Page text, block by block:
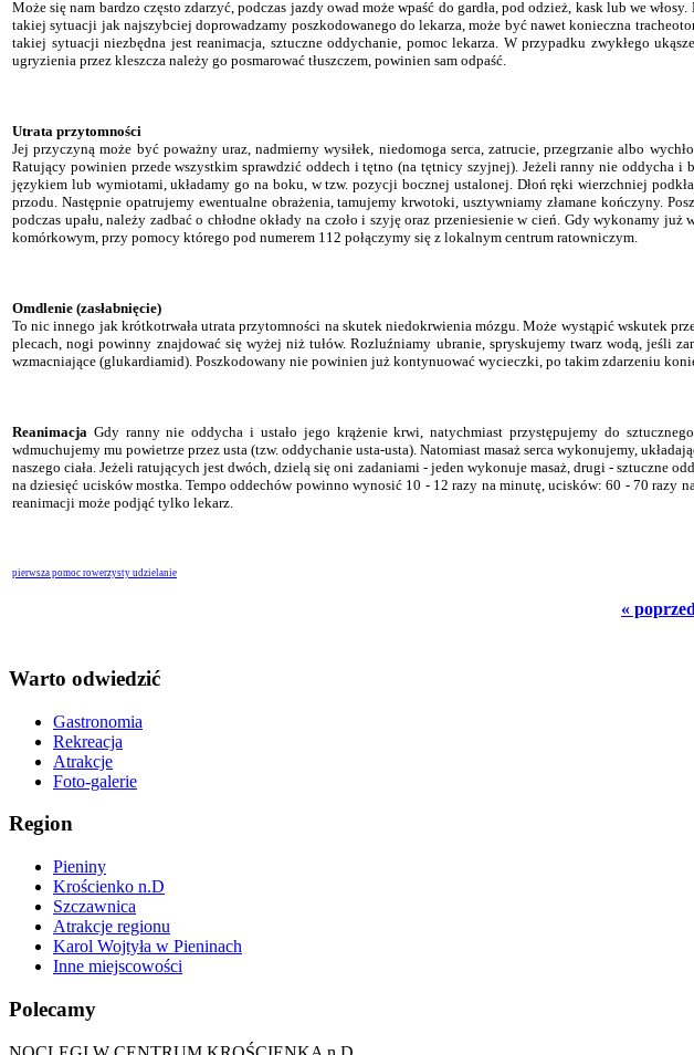
Może się nam bardzo często zdarzyć, podczas jazdy owad może wpaść do gardła, pod odzież, kask lub we
takiej sytuacji jak najszybciej doprowadzamy poszkodowanego do lekarza, może być nawet konieczna
takiej sytuacji niezbędna jest reanimacja, sztuczne oddychanie, pomoc lekarza. W przypadku zwykłego
ugryzienia przez kleszcza należy go posmarować tłuszczem, powinien sam odpaść.
Utrata przytomności
Jej przyczyną może być poważny uraz, nadmierny wysiłek, niedomoga serca, zatrucie, przegrzanie albo
Ratujący powinien przede wszystkim sprawdzić oddech i tętno (na tętnicy szyjnej). Jeżeli ranny nie oddycha
językiem lub wymiotami, układamy go na boku, w tzw. pozycji bocznej ustalonej. Dłoń ręki wierzchniej
przodu. Następnie opatrujemy ewentualne obrażenia, tamujemy krwotoki, usztywniamy złamane kończyny.
podczas upału, należy zadbać o chłodne okłady na czoło i szyję oraz przeniesienie w cień. Gdy wykonamy
komórkowym, przy pomocy którego pod numerem 112 połączymy się z lokalnym centrum ratowniczym.
Omdlenie (zasłabnięcie)
To nic innego jak krótkotrwała utrata przytomności na skutek niedokrwienia mózgu. Może wystąpić wskutek
plecach, nogi powinny znajdować się wyżej niż tułów. Rozluźniamy ubranie, spryskujemy twarz wodą, jeśli
wzmacniające (glukardiamid). Poszkodowany nie powinien już kontynuować wycieczki, po takim zdarzeniu
Reanimacja Gdy ranny nie oddycha i ustało jego krążenie krwi, natychmiast przystępujemy do
wdmuchujemy mu powietrze przez usta (tzw. oddychanie usta-usta). Natomiast masaż serca wykonujemy,
naszego ciała. Jeżeli ratujących jest dwóch, dzielą się oni zadaniami - jeden wykonuje masaż, drugi - sztuczne
na dziesięć ucisków mostka. Tempo oddechów powinno wynosić 10 - 12 razy na minutę, ucisków: 60 - 70 razy
reanimacji może podjąć tylko lekarz.
pierwsza pomoc rowerzysty udzielanie
«
Warto odwiedzić
Gastronomia
Rekreacja
Atrakcje
Foto-galerie
Region
Pieniny
Krościenko n.D
Szczawnica
Atrakcje regionu
Karol Wojtyła w Pieninach
Inne miejscowości
Polecamy